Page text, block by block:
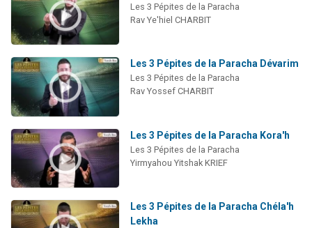
Les 3 Pépites de la Paracha
Rav Ye'hiel CHARBIT
Les 3 Pépites de la Paracha Dévarim
Les 3 Pépites de la Paracha
Rav Yossef CHARBIT
Les 3 Pépites de la Paracha Kora'h
Les 3 Pépites de la Paracha
Yirmyahou Yitshak KRIEF
Les 3 Pépites de la Paracha Chéla'h
Lekha